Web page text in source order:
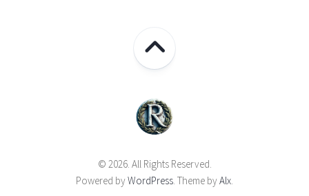
© 2026. All Rights Reserved.
Powered byWordPress . Theme byAlx